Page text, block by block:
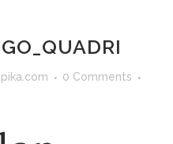
0 Comments